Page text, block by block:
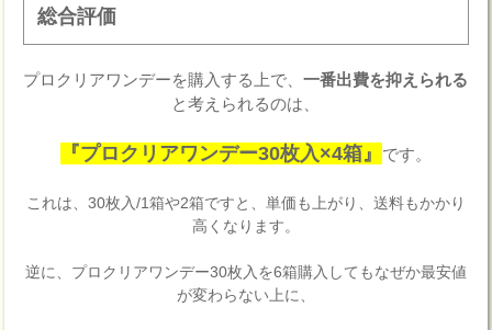
総合評価
プロクリアワンデーを購入する上で、一番出費を抑えられる
と考えられるのは、
『プロクリアワンデー30枚入×4箱』 です。
これは、30枚入/1箱や2箱ですと、単価も上がり、送料もかかり
高くなります。
逆に、プロクリアワンデー30枚入を6箱購入してもなぜか最安値
が変わらない上に、